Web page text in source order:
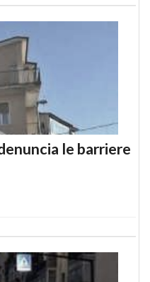
le barriere